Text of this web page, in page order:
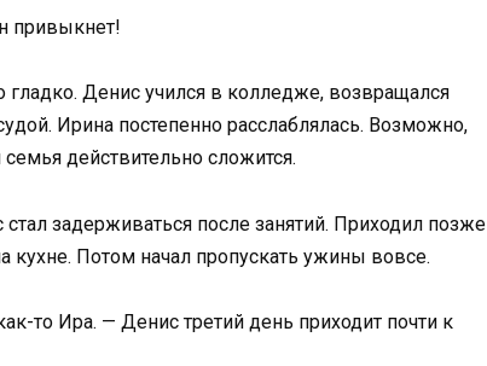
привыкнет!
Денис учился в колледже, возвращался
Ирина постепенно расслаблялась. Возможно,
действительно сложится.
задерживаться после занятий. Приходил позже
кухне. Потом начал пропускать ужины вовсе.
то Ира. — Денис третий день приходит почти к